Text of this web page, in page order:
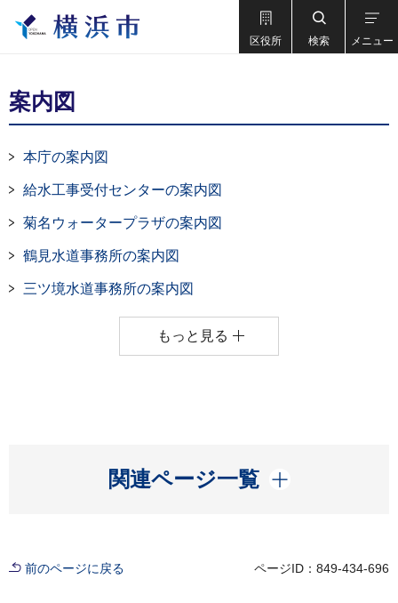
区役所 検索 メニュー
案内図
本庁の案内図
給水工事受付センターの案内図
菊名ウォータープラザの案内図
鶴見水道事務所の案内図
三ツ境水道事務所の案内図
もっと見る
関連ページ一覧
開く
前のページに戻る ページID：849-434-696